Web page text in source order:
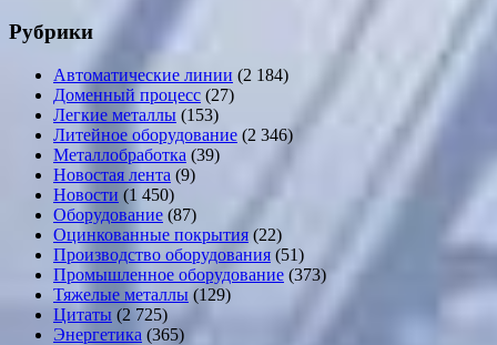
Рубрики
Автоматические линии (2 184)
Доменный процесс (27)
Легкие металлы (153)
Литейное оборудование (2 346)
Металлобработка (39)
Новостая лента (9)
Новости (1 450)
Оборудование (87)
Оцинкованные покрытия (22)
Производство оборудования (51)
Промышленное оборудование (373)
Тяжелые металлы (129)
Цитаты (2 725)
Энергетика (365)